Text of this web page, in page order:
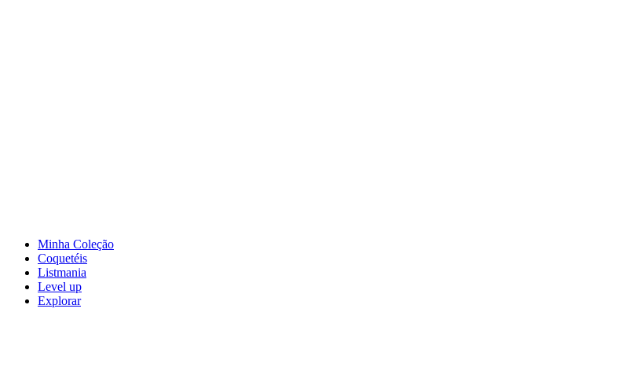
Minha Coleção
Coquetéis
Listmania
Level up
Explorar